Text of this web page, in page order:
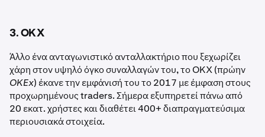
3. OKX
Άλλο ένα ανταγωνιστικό ανταλλακτήριο που ξεχωρίζει
χάρη στον υψηλό όγκο συναλλαγών του, το OKX (πρώην
OKEx) έκανε την εμφάνισή του το 2017 με έμφαση στους
προχωρημένους traders. Σήμερα εξυπηρετεί πάνω από
20 εκατ. χρήστες και διαθέτει 400+ διαπραγματεύσιμα
περιουσιακά στοιχεία.